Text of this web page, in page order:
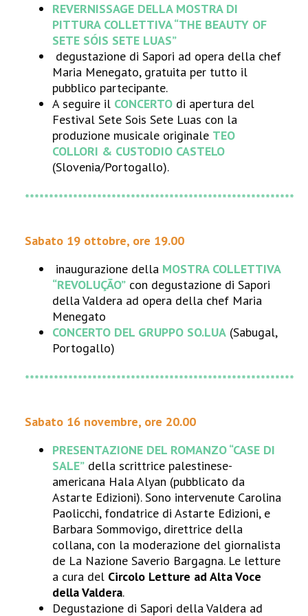
REVERNISSAGE DELLA MOSTRA DI
PITTURA COLLETTIVA“THE BEAUTY OF
SETE SÓIS SETE LUAS”
degustazione di Sapori ad opera della chef
Maria Menegato, gratuita per tutto il
pubblico partecipante.
A seguire il CONCERTO di apertura del
Festival Sete Sois Sete Luas con la
produzione musicale originale TEO
COLLORI & CUSTODIO CASTELO
(Slovenia/Portogallo).
********************************************************
Sabato 19 ottobre, ore 19.00
inaugurazione della MOSTRA COLLETTIVA
“REVOLUÇÃO” con degustazione di Sapori
della Valdera ad opera della chef Maria
Menegato
CONCERTO DEL GRUPPO SO.LUA (Sabugal,
Portogallo)
********************************************************
Sabato 16 novembre, ore 20.00
PRESENTAZIONE DEL ROMANZO “CASE DI
SALE” della scrittrice palestinese-
americana Hala Alyan (pubblicato da
Astarte Edizioni). Sono intervenute Carolina
Paolicchi, fondatrice di Astarte Edizioni, e
Barbara Sommovigo, direttrice della
collana, con la moderazione del giornalista
de La Nazione Saverio Bargagna. Le letture
a cura del Circolo Letture ad Alta Voce
della Valdera.
Degustazione di Sapori della Valdera ad